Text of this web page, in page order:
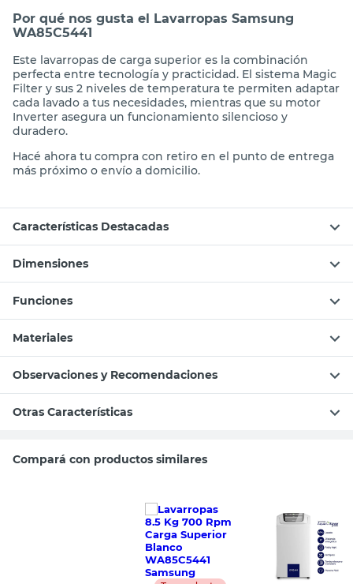
Por qué nos gusta el Lavarropas Samsung
WA85C5441
Este lavarropas de carga superior es la combinación
perfecta entre tecnología y practicidad. El sistema Magic
Filter y sus 2 niveles de temperatura te permiten adaptar
cada lavado a tus necesidades, mientras que su motor
Inverter asegura un funcionamiento silencioso y
duradero.
Hacé ahora tu compra con retiro en el punto de entrega
más próximo o envío a domicilio.
Características Destacadas
Dimensiones
Funciones
Materiales
Observaciones y Recomendaciones
Otras Características
Compará con productos similares